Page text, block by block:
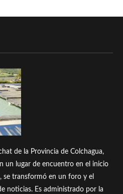
de la Provincia de Colchagua,
un lugar de encuentro en el inicio
se transformó en un foro y el
noticias. Es administrado por la